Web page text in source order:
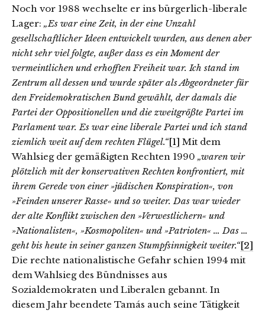
Noch vor 1988 wechselte er ins bürgerlich-liberale
Lager: „Es war eine Zeit, in der eine Unzahl
gesellschaftlicher Ideen entwickelt wurden, aus denen aber
nicht sehr viel folgte, außer dass es ein Moment der
vermeintlichen und erhofften Freiheit war. Ich stand im
Zentrum all dessen und wurde später als Abgeordneter für
den Freidemokratischen Bund gewählt, der damals die
Partei der Oppositionellen und die zweitgrößte Partei im
Parlament war. Es war eine liberale Partei und ich stand
ziemlich weit auf dem rechten Flügel.“[1] Mit dem
Wahlsieg der gemäßigten Rechten 1990 „waren wir
plötzlich mit der konservativen Rechten konfrontiert, mit
ihrem Gerede von einer »jüdischen Konspiration«, von
»Feinden unserer Rasse« und so weiter. Das war wieder
der alte Konflikt zwischen den »Verwestlichern« und
»Nationalisten«, »Kosmopoliten« und »Patrioten« … Das …
geht bis heute in seiner ganzen Stumpfsinnigkeit weiter.“[2]
Die rechte nationalistische Gefahr schien 1994 mit
dem Wahlsieg des Bündnisses aus
Sozialdemokraten und Liberalen gebannt. In
diesem Jahr beendete Tamás auch seine Tätigkeit